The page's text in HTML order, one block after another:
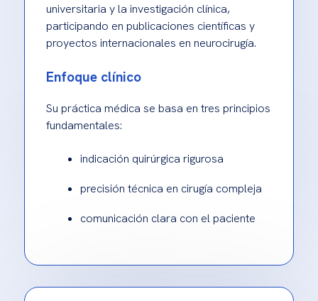
universitaria y la investigación clínica,
participando en publicaciones científicas y
proyectos internacionales en neurocirugía.
Enfoque clínico
Su práctica médica se basa en tres principios
fundamentales:
indicación quirúrgica rigurosa
precisión técnica en cirugía compleja
comunicación clara con el paciente